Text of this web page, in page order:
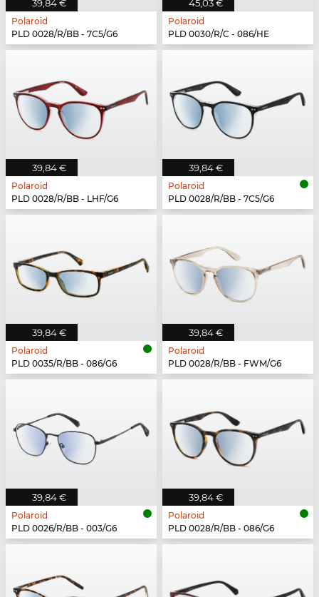
39,84 €
Polaroid
PLD 0028/R/BB - 7C5/G6
45,03 €
Polaroid
PLD 0030/R/C - 086/HE
39,84 €
Polaroid
PLD 0028/R/BB - LHF/G6
39,84 €
Polaroid
PLD 0028/R/BB - 7C5/G6
39,84 €
Polaroid
PLD 0035/R/BB - 086/G6
39,84 €
Polaroid
PLD 0028/R/BB - FWM/G6
39,84 €
Polaroid
PLD 0026/R/BB - 003/G6
39,84 €
Polaroid
PLD 0028/R/BB - 086/G6